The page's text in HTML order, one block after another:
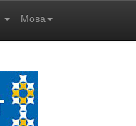
Мова